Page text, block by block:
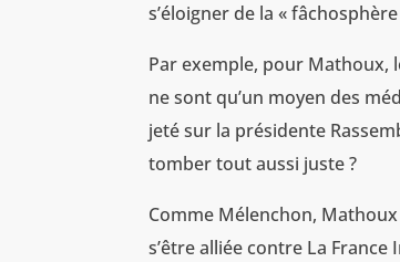
s’éloigner de la «
Par exemple, pour Mathoux,
ne sont qu’un moyen des
jeté sur la présidente
tomber tout aussi juste ?
Comme Mélenchon,
s’être alliée contre La